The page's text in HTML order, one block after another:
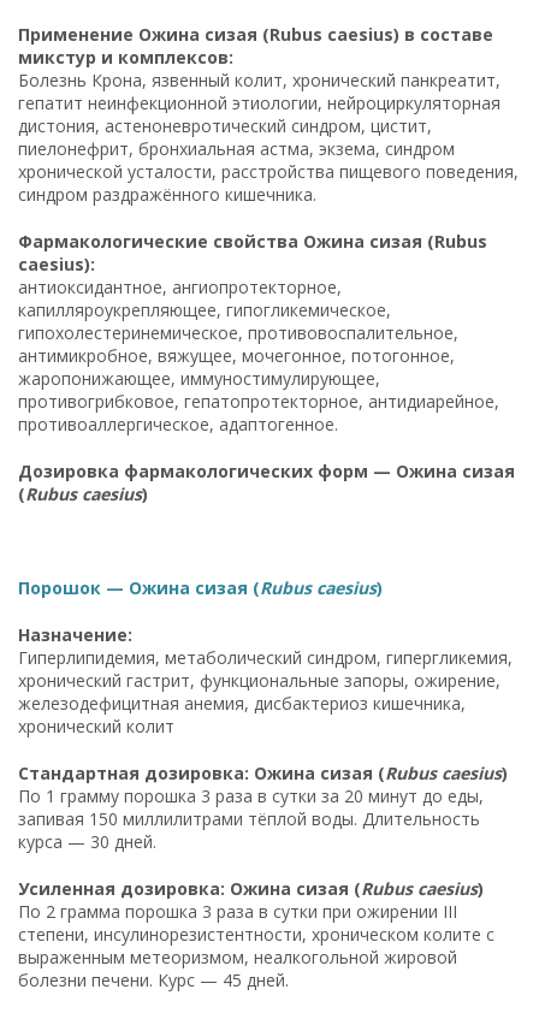
Применение Ожина сизая (Rubus caesius) в составе
микстур и комплексов:
Болезнь Крона, язвенный колит, хронический панкреатит,
гепатит неинфекционной этиологии, нейроциркуляторная
дистония, астеноневротический синдром, цистит,
пиелонефрит, бронхиальная астма, экзема, синдром
хронической усталости, расстройства пищевого поведения,
синдром раздражённого кишечника.
Фармакологические свойства Ожина сизая (Rubus
caesius):
антиоксидантное, ангиопротекторное,
капилляроукрепляющее, гипогликемическое,
гипохолестеринемическое, противовоспалительное,
антимикробное, вяжущее, мочегонное, потогонное,
жаропонижающее, иммуностимулирующее,
противогрибковое, гепатопротекторное, антидиарейное,
противоаллергическое, адаптогенное.
Дозировка фармакологических форм — Ожина сизая
(Rubus caesius)
Порошок — Ожина сизая (Rubus caesius)
Назначение:
Гиперлипидемия, метаболический синдром, гипергликемия,
хронический гастрит, функциональные запоры, ожирение,
железодефицитная анемия, дисбактериоз кишечника,
хронический колит
Стандартная дозировка: Ожина сизая (Rubus caesius)
По 1 грамму порошка 3 раза в сутки за 20 минут до еды,
запивая 150 миллилитрами тёплой воды. Длительность
курса — 30 дней.
Усиленная дозировка: Ожина сизая (Rubus caesius)
По 2 грамма порошка 3 раза в сутки при ожирении III
степени, инсулинорезистентности, хроническом колите с
выраженным метеоризмом, неалкогольной жировой
болезни печени. Курс — 45 дней.